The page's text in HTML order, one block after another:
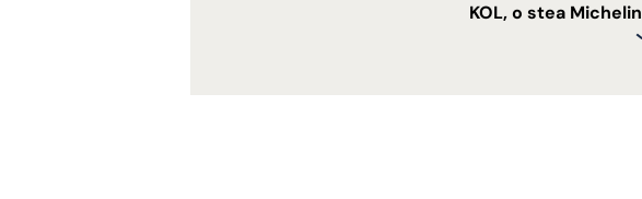
KOL, o stea Michelin